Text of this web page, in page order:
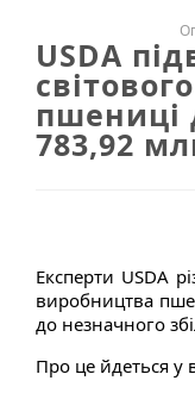
USDA
пшениці
783,92
Експерти USDA
виробництва
до незначного
Про це йдеться у